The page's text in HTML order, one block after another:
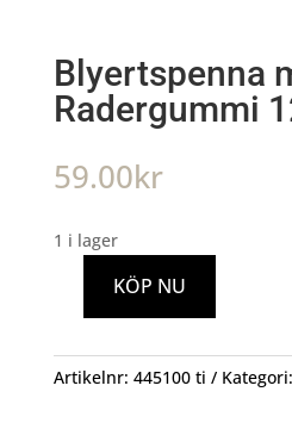
Blyertspenna
Radergummi
59.00kr
1 i lager
Blyertspenna
Radergummi
12pack
KÖP NU
Artikelnr: 445100 ti Kategori: